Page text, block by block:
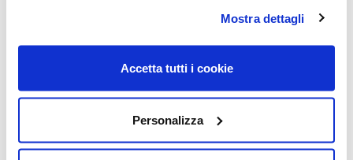
Mostra dettagli
Accetta tutti i cookie
Personalizza